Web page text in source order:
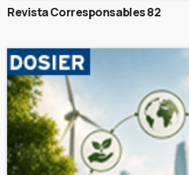
Revista Corresponsables 82